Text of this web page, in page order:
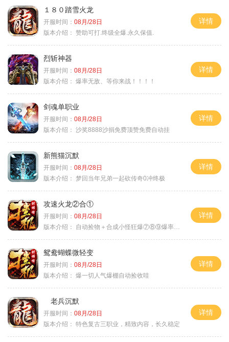
１８０踏雪火龙
开服时间： 08月/28日
版本介绍： 赞助可打.终级全爆.永久保值.
详情
烈斩神器
开服时间： 08月/28日
版本介绍： 爆率无敌、等你来战！！！！
详情
剑魂单职业
开服时间： 08月/28日
版本介绍： 沙奖8888沙捐免费顶赞免费自动挂
详情
新熊猫沉默
开服时间： 08月/28日
版本介绍： 梦回当年兄弟一起砍传奇0冲终极
详情
攻速火龙②合①
开服时间： 08月/28日
版本介绍：
自动捡物＋合成小怪狂爆⑦⑧⑨爆率+９
详情
鸳鸯蝴蝶微轻变
开服时间： 08月/28日
版本介绍： 爆一切人气爆棚自动捡收哇
详情
老兵沉默
开服时间： 08月/28日
版本介绍： 特色复古三职业，精致内容，长久稳定
详情